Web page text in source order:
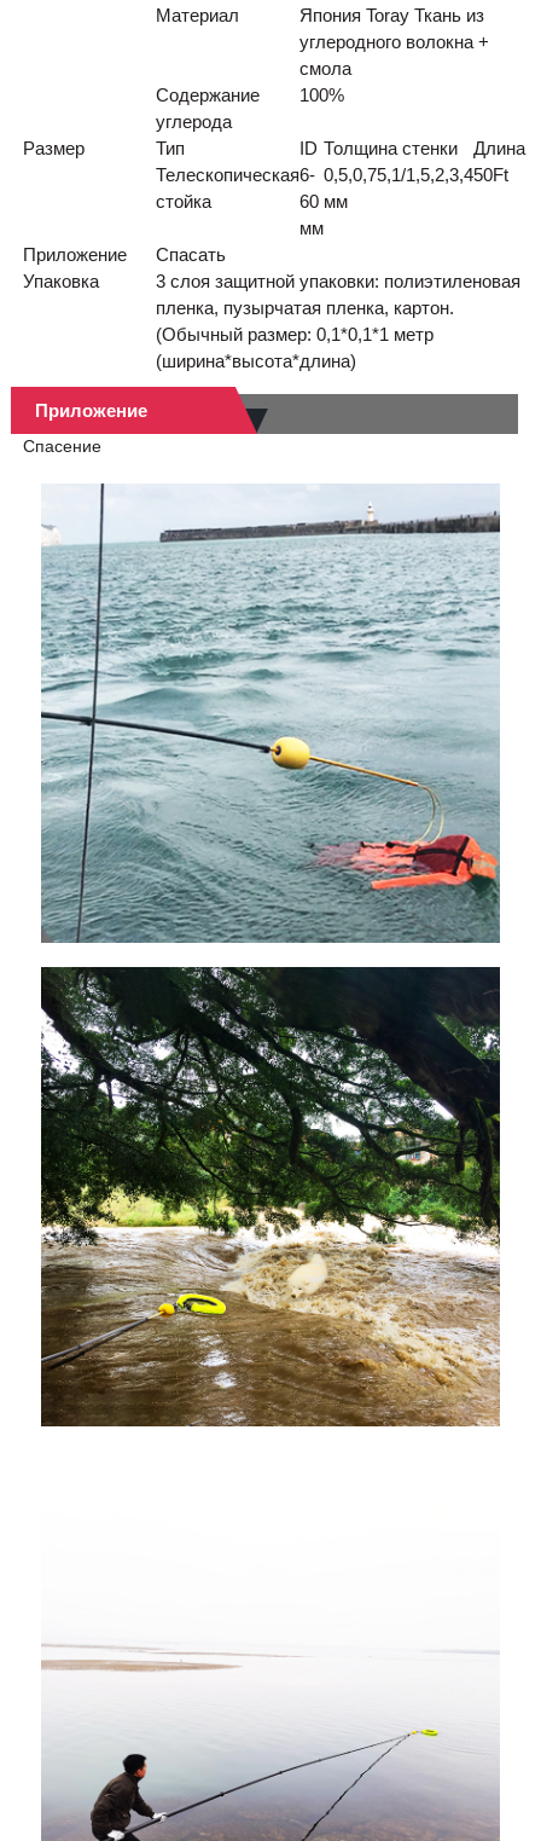
Материал
Япония Toray Ткань из
углеродного волокна +
смола
Содержание
углерода
100%
Размер Тип ID Толщина стенки
Длина
Телескопическая
стойка
6-
60
мм
0,5,0,75,1/1,5,2,3,4
мм
50Ft
Приложение
Спасать
Упаковка
3 слоя защитной упаковки: полиэтиленовая
пленка, пузырчатая пленка, картон.
(Обычный размер: 0,1*0,1*1 метр
(ширина*высота*длина)
Приложение
Спасение